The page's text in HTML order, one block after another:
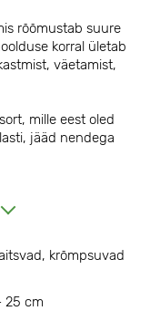
rõõmustab suure
korral ületab
väetamist,
mille eest oled
jääd nendega
krõmpsuvad
25 cm